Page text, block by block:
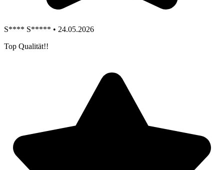
S**** S***** • 24.05.2026
Top Qualität!!